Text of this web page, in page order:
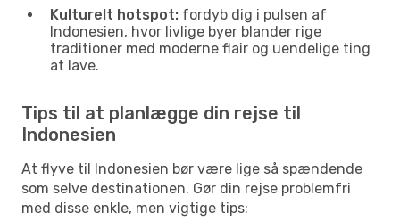
Kulturelt hotspot: fordyb dig i pulsen af
Indonesien, hvor livlige byer blander rige
traditioner med moderne flair og uendelige ting
at lave.
Tips til at planlægge din rejse til
Indonesien
At flyve til Indonesien bør være lige så spændende
som selve destinationen. Gør din rejse problemfri
med disse enkle, men vigtige tips: